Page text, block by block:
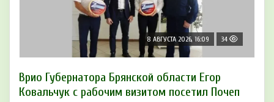
8 АВГУСТА 2026, 16:09 34
Врио Губернатора Брянской области Егор
Ковальчук с рабочим визитом посетил Почеп